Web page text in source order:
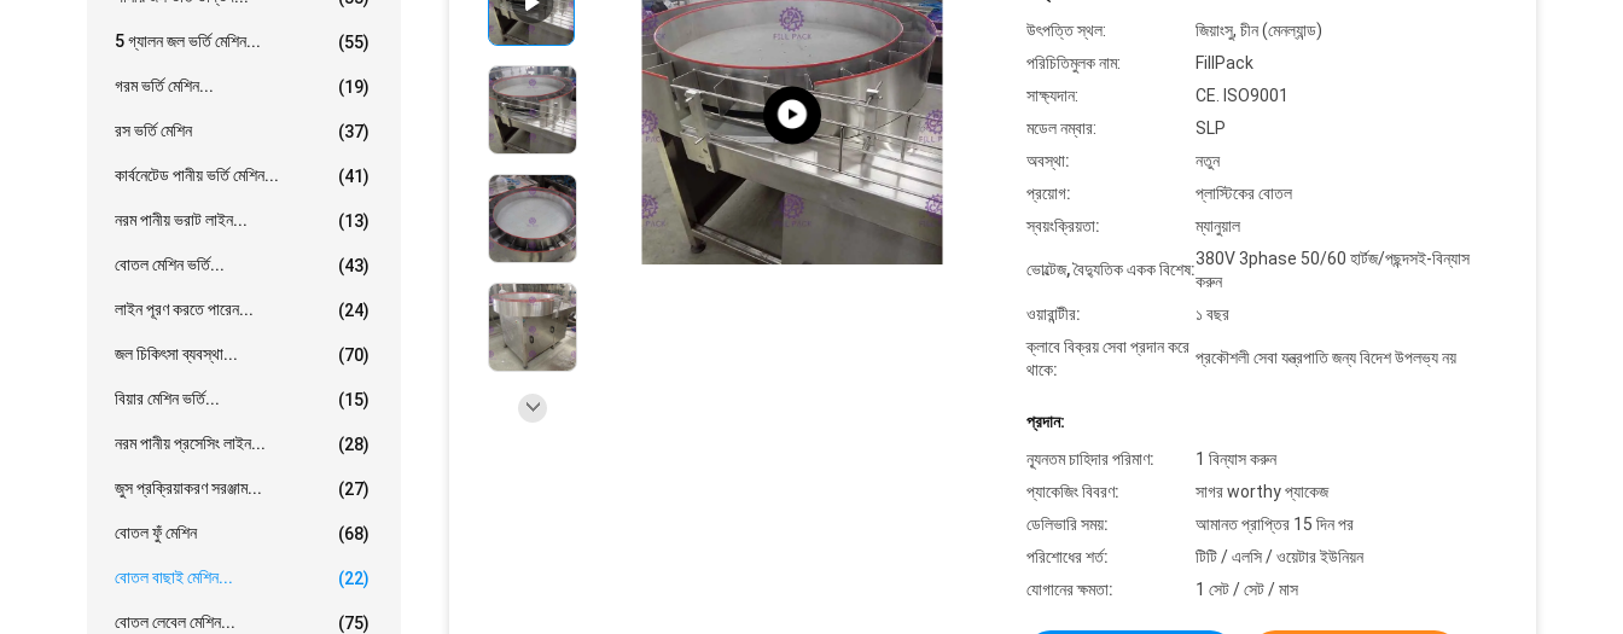
5 গ্যালন জল ভর্তি মেশিন... (55)
গরম ভর্তি মেশিন... (19)
রস ভর্তি মেশিন (37)
কার্বনেটেড পানীয় ভর্তি মেশিন... (41)
নরম পানীয় ভরাট লাইন... (13)
বোতল মেশিন ভর্তি... (43)
লাইন পূরণ করতে পারেন... (24)
জল চিকিৎসা ব্যবস্থা... (70)
বিয়ার মেশিন ভর্তি... (15)
নরম পানীয় প্রসেসিং লাইন... (28)
জুস প্রক্রিয়াকরণ সরঞ্জাম... (27)
বোতল ফুঁ মেশিন (68)
বোতল বাছাই মেশিন... (22)
বোতল লেবেল মেশিন... (75)
উৎপত্তি স্থল:
জিয়াংসু, চীন (মেনল্যান্ড)
পরিচিতিমুলক নাম:
FillPack
সাক্ষ্যদান:
CE. ISO9001
মডেল নম্বার:
SLP
অবস্থা:
নতুন
প্রয়োগ:
প্লাস্টিকের বোতল
স্বয়ংক্রিয়তা:
ম্যানুয়াল
ভোল্টেজ, বৈদ্যুতিক একক বিশেষ:
380V 3phase 50/60 হার্টজ/পছন্দসই-বিন্যাস
করুন
ওয়ারান্টীর:
১ বছর
ক্লাবে বিক্রয় সেবা প্রদান করে
থাকে:
প্রকৌশলী সেবা যন্ত্রপাতি জন্য বিদেশ উপলভ্য নয়
প্রদান:
ন্যূনতম চাহিদার পরিমাণ:
1 বিন্যাস করুন
প্যাকেজিং বিবরণ:
সাগর worthy প্যাকেজ
ডেলিভারি সময়:
আমানত প্রাপ্তির 15 দিন পর
পরিশোধের শর্ত:
টিটি / এলসি / ওয়েটার ইউনিয়ন
যোগানের ক্ষমতা:
1 সেট / সেট / মাস